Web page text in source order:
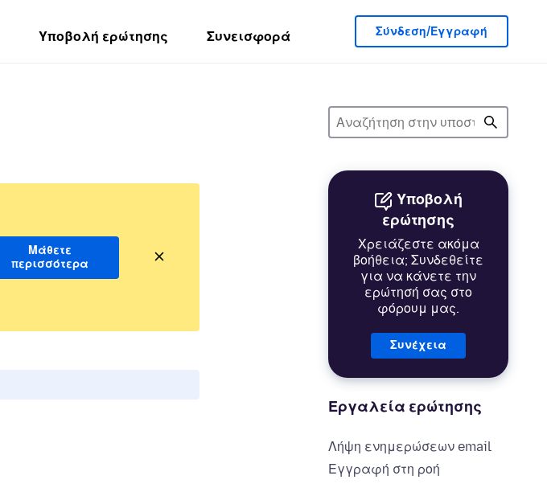
Υποβολή ερώτησης Συνεισφορά Σύνδεση/Εγγραφή
Υποβολή
ερώτησης
Χρειάζεστε ακόμα
βοήθεια; Συνδεθείτε
για να κάνετε την
ερώτησή σας στο
φόρουμ μας.
Συνέχεια
Εργαλεία ερώτησης
Λήψη ενημερώσεων email
Εγγραφή στη ροή
Μάθετε
περισσότερα